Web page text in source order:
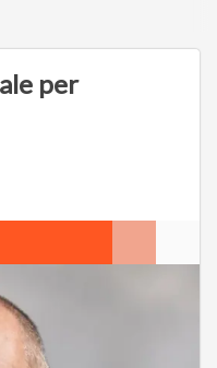
per